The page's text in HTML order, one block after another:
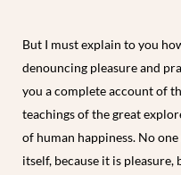
But I must explain to you
denouncing pleasure and
you a complete account of
teachings of the great
of human happiness. No
itself, because it is